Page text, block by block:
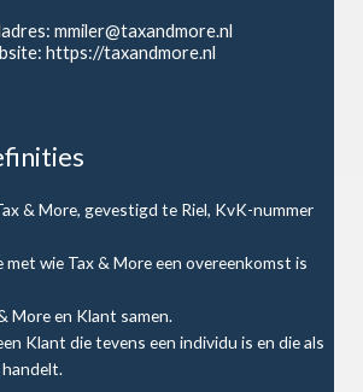
mmiler@taxandmore.nl
https://taxandmore.nl
& More, gevestigd te Riel, KvK-nummer
met wie Tax & More een overeenkomst is
More en Klant samen.
Klant die tevens een individu is en die als